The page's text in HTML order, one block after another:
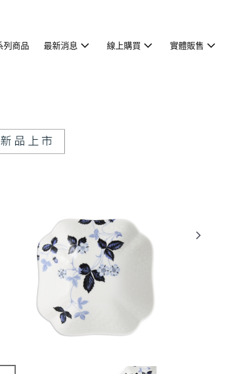
列商品 最新消息 線上購買 實體販售